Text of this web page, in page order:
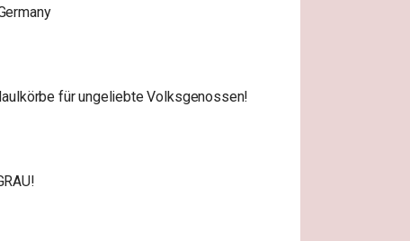
für ungeliebte Volksgenossen!